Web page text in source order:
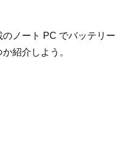
ノート PC でバッテリー
紹介しよう。